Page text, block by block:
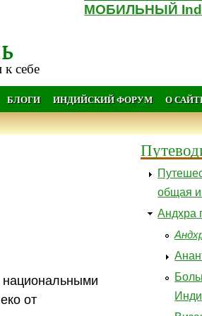
МОБИЛЬНЫЙ
себе
БЛОГИ ИНДИЙСКИЙ ФОРУМ О
национальными
от
общая
Андхра